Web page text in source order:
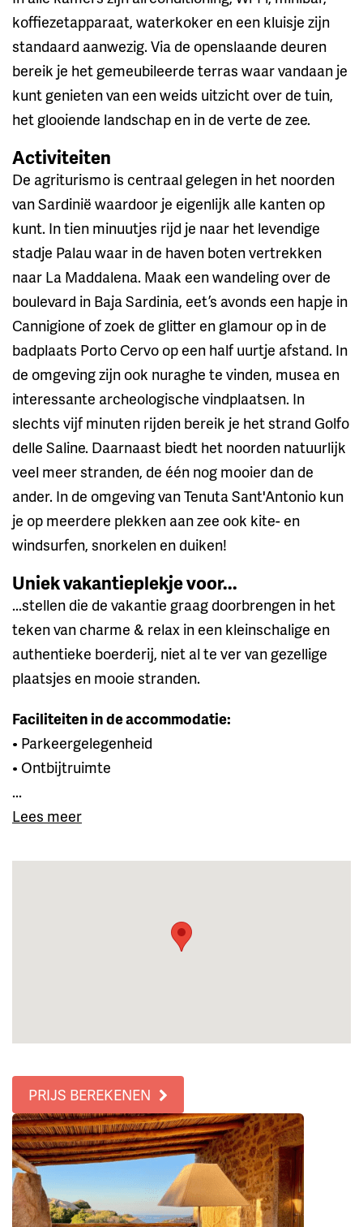
koffiezetapparaat, waterkoker en een kluisje zijn
standaard aanwezig. Via de openslaande deuren
bereik je het gemeubileerde terras waar vandaan je
kunt genieten van een weids uitzicht over de tuin,
het glooiende landschap en in de verte de zee.
Activiteiten
De agriturismo is centraal gelegen in het noorden
van Sardinië waardoor je eigenlijk alle kanten op
kunt. In tien minuutjes rijd je naar het levendige
stadje Palau waar in de haven boten vertrekken
naar La Maddalena. Maak een wandeling over de
boulevard in Baja Sardinia, eet ’s avonds een hapje in
Cannigione of zoek de glitter en glamour op in de
badplaats Porto Cervo op een half uurtje afstand. In
de omgeving zijn ook nuraghe te vinden, musea en
interessante archeologische vindplaatsen. In
slechts vijf minuten rijden bereik je het strand Golfo
delle Saline. Daarnaast biedt het noorden natuurlijk
veel meer stranden, de één nog mooier dan de
ander. In de omgeving van Tenuta Sant'Antonio kun
je op meerdere plekken aan zee ook kite- en
windsurfen, snorkelen en duiken!
Uniek vakantieplekje voor...
...stellen die de vakantie graag doorbrengen in het
teken van charme & relax in een kleinschalige en
authentieke boerderij, niet al te ver van gezellige
plaatsjes en mooie stranden.
Faciliteiten in de accommodatie:
• Parkeergelegenheid
• Ontbijtruimte
...
Lees meer
PRIJS BEREKENEN